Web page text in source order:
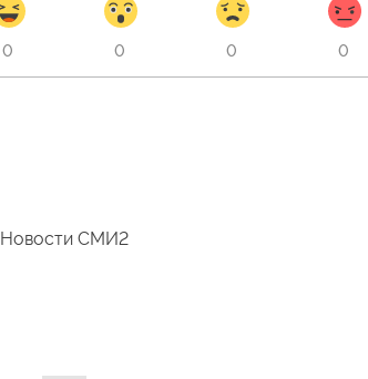
0 0 0 0
Новости СМИ2